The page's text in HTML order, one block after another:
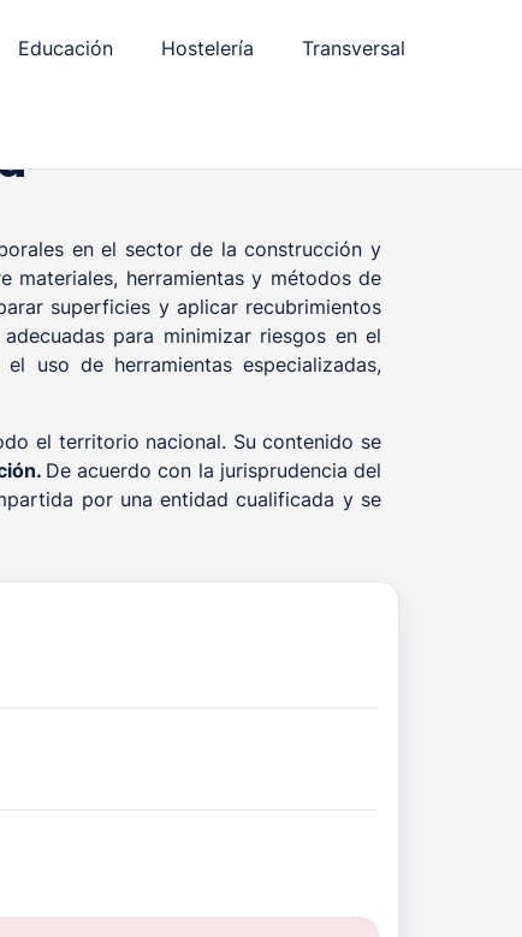
Educación Hostelería Transversal
en el sector de la construcción y
materiales, herramientas y métodos de
superficies y aplicar recubrimientos
para minimizar riesgos en el
uso de herramientas especializadas,
el territorio nacional. Su contenido se
De acuerdo con la jurisprudencia del
por una entidad cualificada y se